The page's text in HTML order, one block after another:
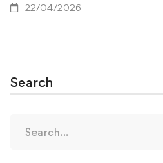
22/04/2026
Search
for: